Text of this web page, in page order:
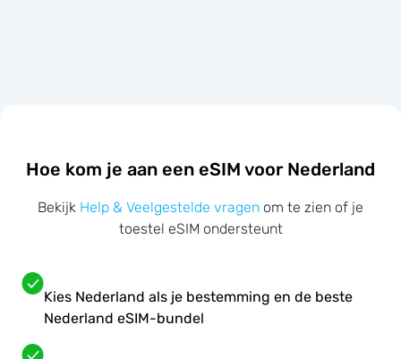
Hoe kom je aan een eSIM voor Nederland
Bekijk Help & Veelgestelde vragen om te zien of je
toestel eSIM ondersteunt
Kies Nederland als je bestemming en de beste
Nederland eSIM-bundel